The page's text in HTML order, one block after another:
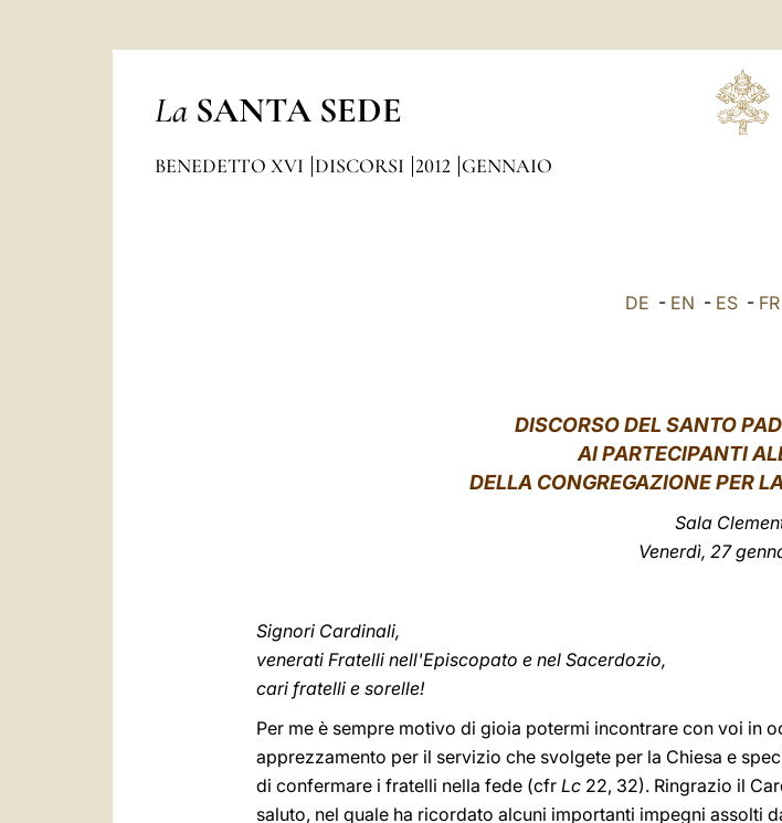
La SANTA SEDE
BENEDETTO XVI DISCORSI 2012 GENNAIO
DE - EN - ES - FR
DISCORSO DEL SANTO
AI PARTECIPANTI
DELLA CONGREGAZIONE PER
Sala
Venerdì, 27
Signori Cardinali,
venerati Fratelli nell'Episcopato e nel Sacerdozio,
cari fratelli e sorelle!
Per me è sempre motivo di gioia potermi incontrare con voi in
apprezzamento per il servizio che svolgete per la Chiesa e
di confermare i fratelli nella fede (cfr Lc 22, 32). Ringrazio il
saluto, nel quale ha ricordato alcuni importanti impegni assolti